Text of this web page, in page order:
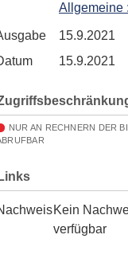
Allgemeine
15.9.2021
15.9.2021
NUR AN RECHNERN DER
Links
Kein
verfügbar